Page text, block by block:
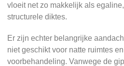
vloeit net zo makkelijk als
structurele diktes.
Er zijn echter belangrijke
niet geschikt voor natte ruimtes
voorbehandeling. Vanwege de